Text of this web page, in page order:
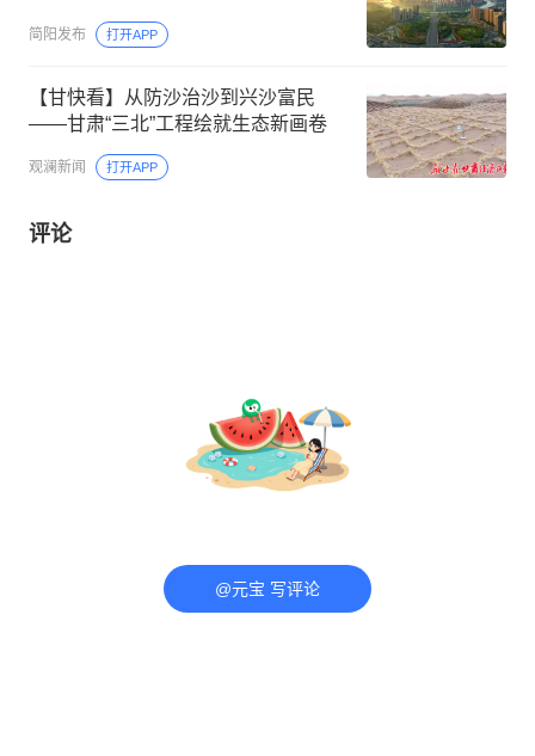
简阳发布 打开APP
【甘快看】从防沙治沙到兴沙富民
——甘肃“三北”工程绘就生态新画卷
观澜新闻 打开APP
评论
@元宝 写评论